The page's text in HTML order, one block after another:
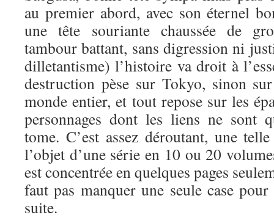
au premier abord, avec son éternel
une tête souriante chaussée de
tambour battant, sans digression ni
dilletantisme) l’histoire va droit à
destruction pèse sur Tokyo, sinon
monde entier, et tout repose sur les
personnages dont les liens ne sont
tome. C’est assez déroutant, une
l’objet d’une série en 10 ou 20
est concentrée en quelques pages
faut pas manquer une seule case
suite.